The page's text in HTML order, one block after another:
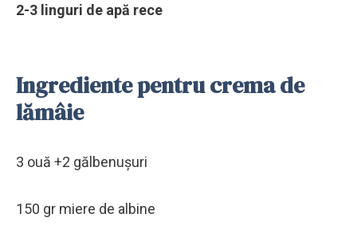
2-3 linguri de apă rece
Ingrediente pentru crema de
lămâie
3 ouă +2 gălbenușuri
150 gr miere de albine